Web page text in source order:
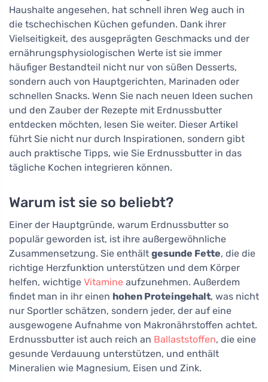
Haushalte angesehen, hat schnell ihren Weg auch in
die tschechischen Küchen gefunden. Dank ihrer
Vielseitigkeit, des ausgeprägten Geschmacks und der
ernährungsphysiologischen Werte ist sie immer
häufiger Bestandteil nicht nur von süßen Desserts,
sondern auch von Hauptgerichten, Marinaden oder
schnellen Snacks. Wenn Sie nach neuen Ideen suchen
und den Zauber der Rezepte mit Erdnussbutter
entdecken möchten, lesen Sie weiter. Dieser Artikel
führt Sie nicht nur durch Inspirationen, sondern gibt
auch praktische Tipps, wie Sie Erdnussbutter in das
tägliche Kochen integrieren können.
Warum ist sie so beliebt?
Einer der Hauptgründe, warum Erdnussbutter so
populär geworden ist, ist ihre außergewöhnliche
Zusammensetzung. Sie enthält gesunde Fette, die die
richtige Herzfunktion unterstützen und dem Körper
helfen, wichtige Vitamine aufzunehmen. Außerdem
findet man in ihr einen hohen Proteingehalt, was nicht
nur Sportler schätzen, sondern jeder, der auf eine
ausgewogene Aufnahme von Makronährstoffen achtet.
Erdnussbutter ist auch reich an Ballaststoffen, die eine
gesunde Verdauung unterstützen, und enthält
Mineralien wie Magnesium, Eisen und Zink.